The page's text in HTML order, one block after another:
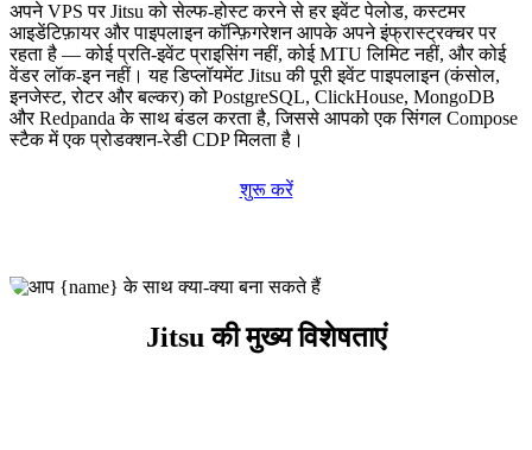
अपने VPS पर Jitsu को सेल्फ-होस्ट करने से हर इवेंट पेलोड, कस्टमर
आइडेंटिफ़ायर और पाइपलाइन कॉन्फ़िगरेशन आपके अपने इंफ्रास्ट्रक्चर पर
रहता है — कोई प्रति-इवेंट प्राइसिंग नहीं, कोई MTU लिमिट नहीं, और कोई
वेंडर लॉक-इन नहीं। यह डिप्लॉयमेंट Jitsu की पूरी इवेंट पाइपलाइन (कंसोल,
इनजेस्ट, रोटर और बल्कर) को PostgreSQL, ClickHouse, MongoDB
और Redpanda के साथ बंडल करता है, जिससे आपको एक सिंगल Compose
स्टैक में एक प्रोडक्शन-रेडी CDP मिलता है।
शुरू करें
Jitsu की मुख्य विशेषताएं